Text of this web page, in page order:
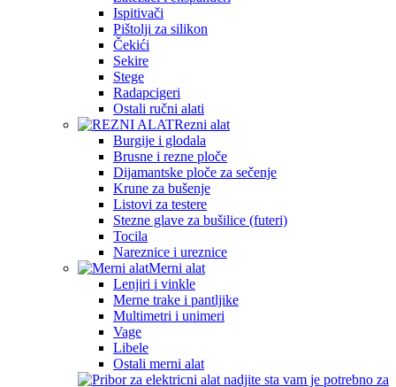
Ispitivači
Pištolji za silikon
Čekići
Sekire
Stege
Radapcigeri
Ostali ručni alati
Rezni alat
Burgije i glodala
Brusne i rezne ploče
Dijamantske ploče za sečenje
Krune za bušenje
Listovi za testere
Stezne glave za bušilice (futeri)
Tocila
Nareznice i ureznice
Merni alat
Lenjiri i vinkle
Merne trake i pantljike
Multimetri i unimeri
Vage
Libele
Ostali merni alat